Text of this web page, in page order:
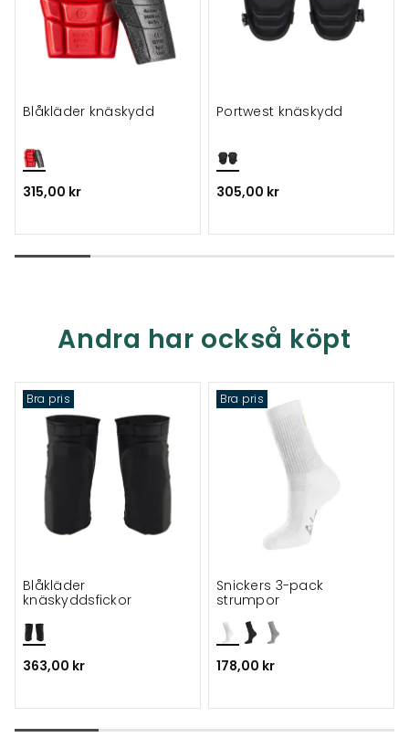
Blåkläder knäskydd
315,00 kr
Portwest knäskydd
305,00 kr
Andra har också köpt
Bra pris
Blåkläder
knäskyddsfickor
363,00 kr
Bra pris
Snickers 3-pack
strumpor
178,00 kr